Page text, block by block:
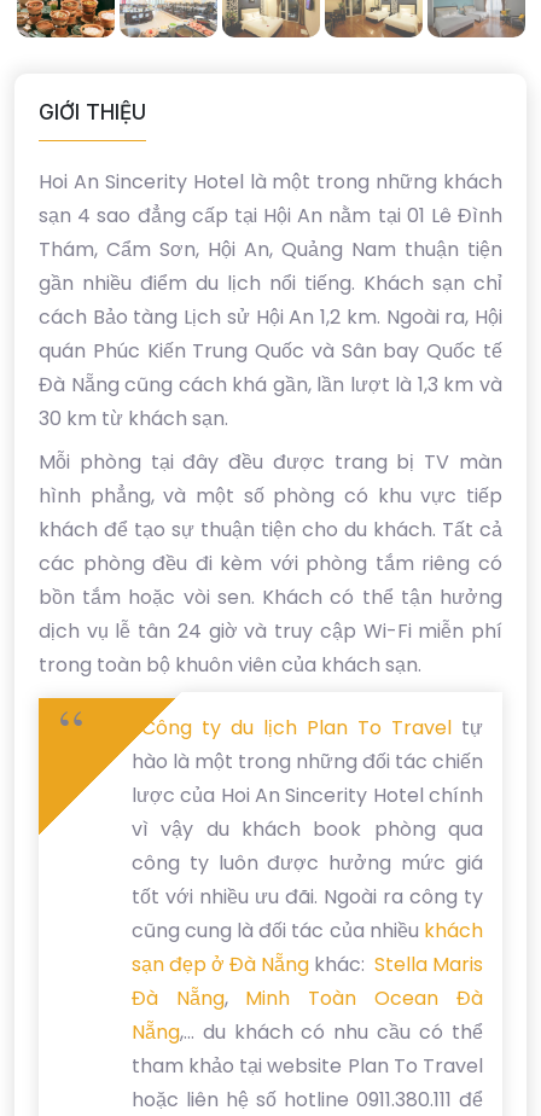
GIỚI THIỆU
Hoi An Sincerity Hotel là một trong những khách
sạn 4 sao đẳng cấp tại Hội An nằm tại 01 Lê Đình
Thám, Cẩm Sơn, Hội An, Quảng Nam thuận tiện
gần nhiều điểm du lịch nổi tiếng. Khách sạn chỉ
cách Bảo tàng Lịch sử Hội An 1,2 km. Ngoài ra, Hội
quán Phúc Kiến Trung Quốc và Sân bay Quốc tế
Đà Nẵng cũng cách khá gần, lần lượt là 1,3 km và
30 km từ khách sạn.
Mỗi phòng tại đây đều được trang bị TV màn
hình phẳng, và một số phòng có khu vực tiếp
khách để tạo sự thuận tiện cho du khách. Tất cả
các phòng đều đi kèm với phòng tắm riêng có
bồn tắm hoặc vòi sen. Khách có thể tận hưởng
dịch vụ lễ tân 24 giờ và truy cập Wi-Fi miễn phí
trong toàn bộ khuôn viên của khách sạn.
Công ty du lịch Plan To Travel tự
hào là một trong những đối tác chiến
lược của Hoi An Sincerity Hotel chính
vì vậy du khách book phòng qua
công ty luôn được hưởng mức giá
tốt với nhiều ưu đãi. Ngoài ra công ty
cũng cung là đối tác của nhiều khách
sạn đẹp ở Đà Nẵngkhác: Stella Maris
Đà Nẵng, Minh Toàn Ocean Đà
Nẵng,... du khách có nhu cầu có thể
tham khảo tại website Plan To Travel
hoặc liên hệ số hotline 0911.380.111 để